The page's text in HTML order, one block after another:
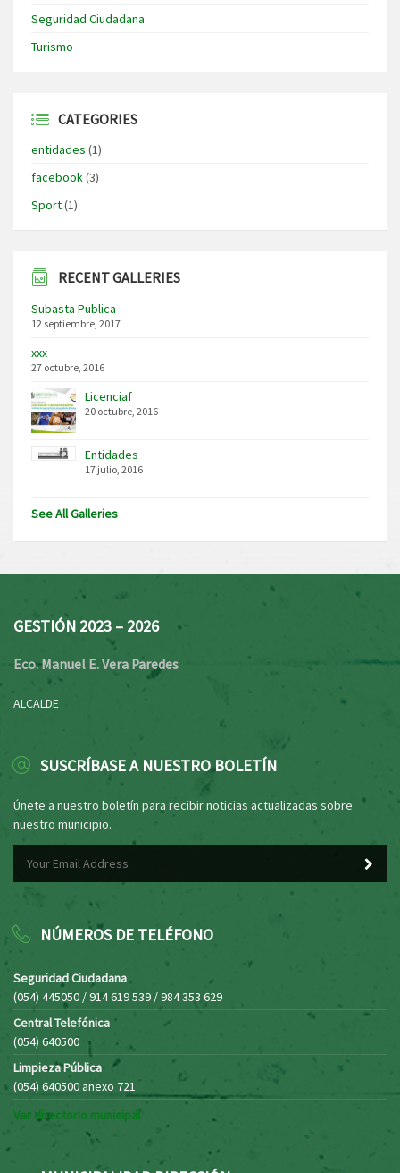
Seguridad Ciudadana
Turismo
CATEGORIES
entidades (1)
facebook(3)
Sport(1)
RECENT GALLERIES
Subasta Publica
12 septiembre, 2017
xxx
27 octubre, 2016
Licenciaf
20 octubre, 2016
Entidades
17 julio, 2016
See All Galleries
GESTIÓN 2023 – 2026
Eco. Manuel E. Vera Paredes
ALCALDE
SUSCRÍBASE A NUESTRO BOLETÍN
Únete a nuestro boletín para recibir noticias actualizadas sobre
nuestro municipio.
NÚMEROS DE TELÉFONO
Seguridad Ciudadana
(054) 445050 / 914 619 539 / 984 353 629
Central Telefónica
(054) 640500
Limpieza Pública
(054) 640500 anexo 721
Ver directorio municipal